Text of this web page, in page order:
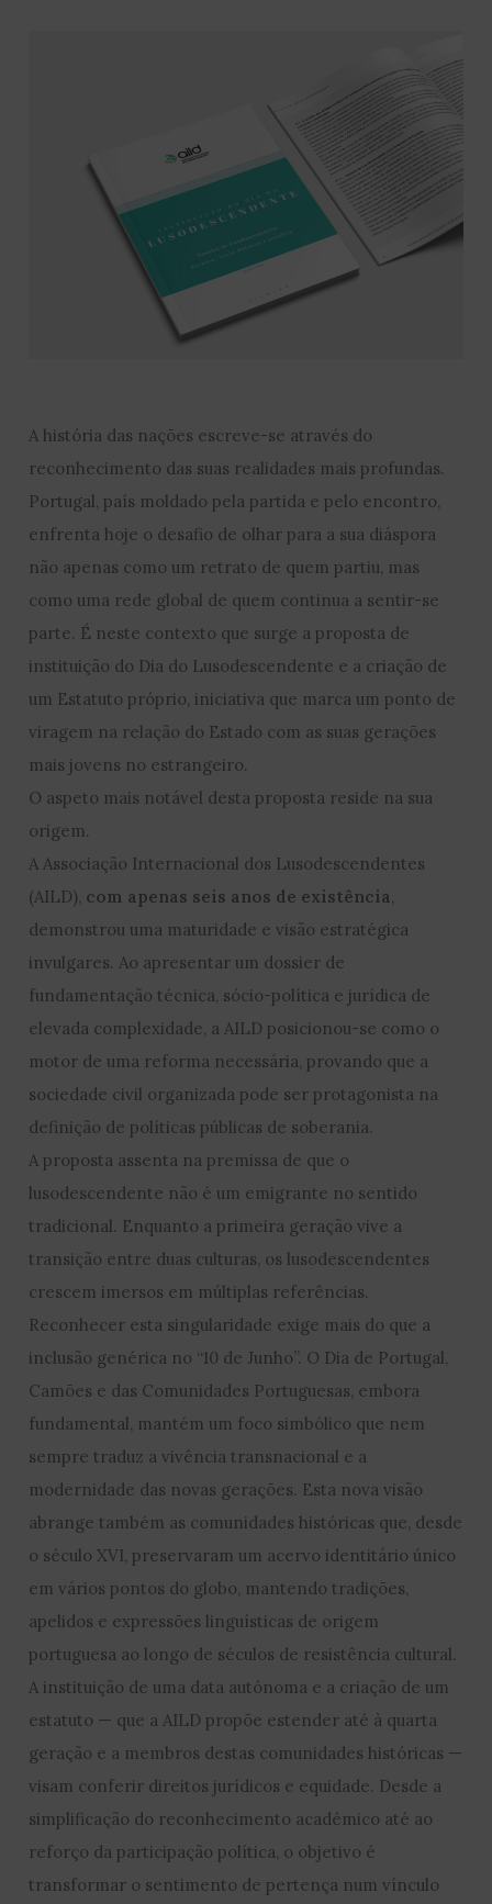
A história das nações escreve-se através do
reconhecimento das suas realidades mais profundas.
Portugal, país moldado pela partida e pelo encontro,
enfrenta hoje o desafio de olhar para a sua diáspora
não apenas como um retrato de quem partiu, mas
como uma rede global de quem continua a sentir-se
parte. É neste contexto que surge a proposta de
instituição do Dia do Lusodescendente e a criação de
um Estatuto próprio, iniciativa que marca um ponto de
viragem na relação do Estado com as suas gerações
mais jovens no estrangeiro.
O aspeto mais notável desta proposta reside na sua
origem.
A Associação Internacional dos Lusodescendentes
(AILD), com apenas seis anos de existência,
demonstrou uma maturidade e visão estratégica
invulgares. Ao apresentar um dossier de
fundamentação técnica, sócio-política e jurídica de
elevada complexidade, a AILD posicionou-se como o
motor de uma reforma necessária, provando que a
sociedade civil organizada pode ser protagonista na
definição de políticas públicas de soberania.
A proposta assenta na premissa de que o
lusodescendente não é um emigrante no sentido
tradicional. Enquanto a primeira geração vive a
transição entre duas culturas, os lusodescendentes
crescem imersos em múltiplas referências.
Reconhecer esta singularidade exige mais do que a
inclusão genérica no “10 de Junho”. O Dia de Portugal,
Camões e das Comunidades Portuguesas, embora
fundamental, mantém um foco simbólico que nem
sempre traduz a vivência transnacional e a
modernidade das novas gerações. Esta nova visão
abrange também as comunidades históricas que, desde
o século XVI, preservaram um acervo identitário único
em vários pontos do globo, mantendo tradições,
apelidos e expressões linguísticas de origem
portuguesa ao longo de séculos de resistência cultural.
A instituição de uma data autónoma e a criação de um
estatuto — que a AILD propõe estender até à quarta
geração e a membros destas comunidades históricas —
visam conferir direitos jurídicos e equidade. Desde a
simplificação do reconhecimento académico até ao
reforço da participação política, o objetivo é
transformar o sentimento de pertença num vínculo